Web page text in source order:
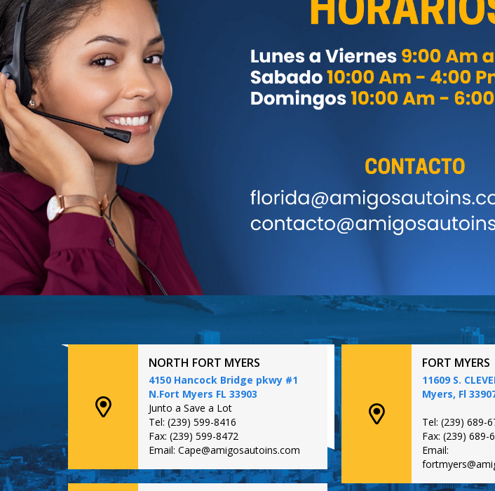
NORTH FORT MYERS
4150 Hancock Bridge pkwy #1
N.Fort Myers FL 33903
Junto a Save a Lot
Tel: (239) 599-8416
Fax: (239) 599-8472
Email: Cape@amigosautoins.com
FORT MYERS
11609 S.
Myers, Fl
Tel: (239) 689-
Fax: (239) 689-
Email: